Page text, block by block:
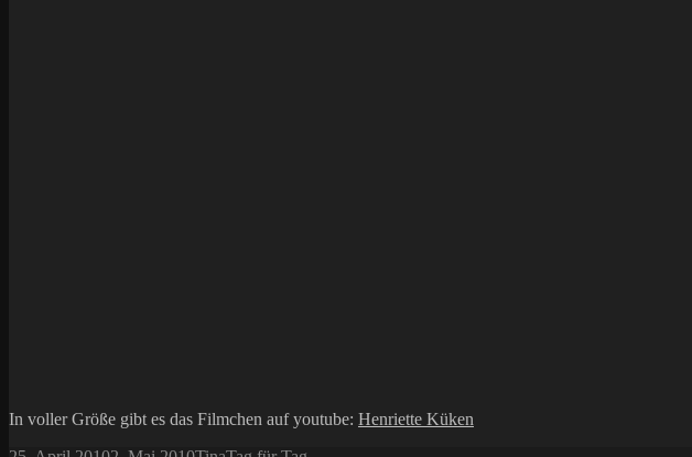
In voller Größe gibt es das Filmchen auf youtube: Henriette Küken